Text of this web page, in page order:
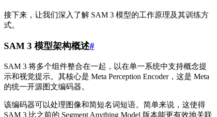
接下来，让我们深入了解 SAM 3 模型的工作原理及其训练方
式。
SAM 3 模型架构概述#
SAM 3 将多个组件整合在一起，以在单一系统中支持概念提
示和视觉提示。其核心是 Meta Perception Encoder，这是 Meta
的统一开源图文编码器。
该编码器可以处理图像和简短名词短语。简单来说，这使得
SAM 3 比之前的 Segment Anything Model 版本能更有效地关联